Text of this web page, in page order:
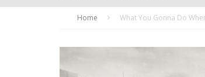
CONTRIBUTORS
Home What You Gonna Do